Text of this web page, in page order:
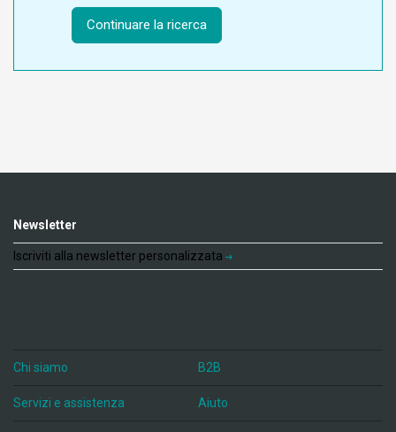
Continuare la ricerca
Newsletter
Iscriviti alla newsletter personalizzata
Chi siamo B2B
Servizi e assistenza Aiuto